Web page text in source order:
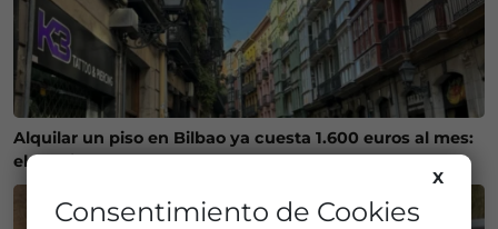
Alquilar un piso en Bilbao ya cuesta 1.600 euros al mes:
el precio sube un 6,7% en solo un año
X
Consentimiento de Cookies